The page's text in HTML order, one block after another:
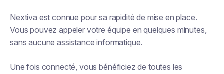
Nextiva est connue pour sa rapidité de mise en place.
Vous pouvez appeler votre équipe en quelques minutes,
sans aucune assistance informatique.
Une fois connecté, vous bénéficiez de toutes les